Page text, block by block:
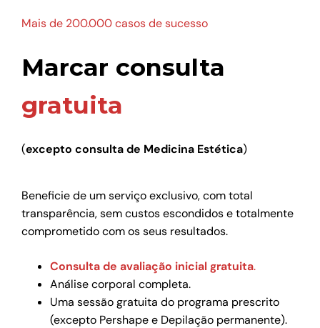
Mais de 200.000 casos de sucesso
Marcar consulta
gratuita
(excepto consulta de Medicina Estética)
Beneficie de um serviço exclusivo, com total
transparência, sem custos escondidos e totalmente
comprometido com os seus resultados.
Consulta de avaliação inicial gratuita.
Análise corporal completa.
Uma sessão gratuita do programa prescrito
(excepto Pershape e Depilação permanente).